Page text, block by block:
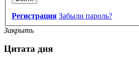
Регистрация Забыли пароль?
Закрыть
Цитата дня